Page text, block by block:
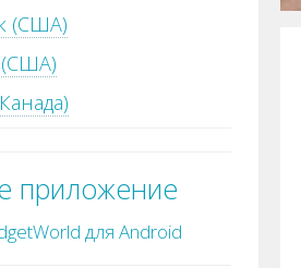
(США)
приложение